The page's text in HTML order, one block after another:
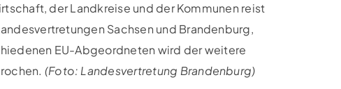
der Landkreise und der Kommunen reist
Sachsen und Brandenburg,
EU-Abgeordneten wird der weitere
(Foto: Landesvertretung Brandenburg)